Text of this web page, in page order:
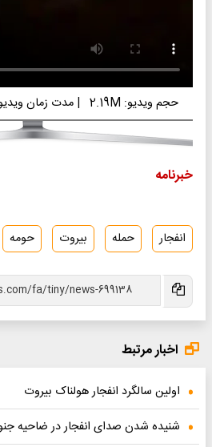
حجم ویدیو: 2.19M |مدت زمان ویدیو:
خبرنامه
انفجار حمله بیروت حومه
اخبار مرتبط
اولین سالگرد انفجار هولناک بیروت
شنیده شدن صدای انفجار در ضاحیه